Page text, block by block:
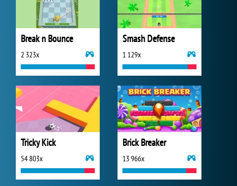
Break n Bounce
2 323x
Smash Defense
1 129x
Tricky Kick
54 803x
Brick Breaker
13 966x